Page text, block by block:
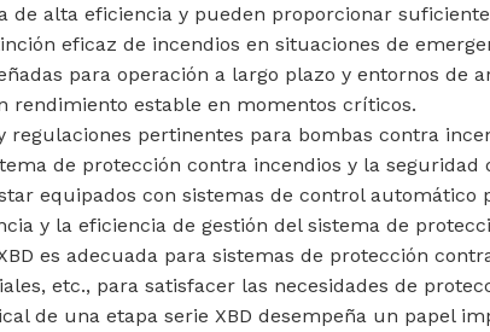
de alta eficiencia y pueden proporcionar
eficaz de incendios en situaciones de
para operación a largo plazo y entornos de
rendimiento estable en momentos críticos.
pertinentes para bombas contra
de protección contra incendios y la seguridad
equipados con sistemas de control
y la eficiencia de gestión del sistema de
es adecuada para sistemas de protección
etc., para satisfacer las necesidades de
de una etapa serie XBD desempeña un papel